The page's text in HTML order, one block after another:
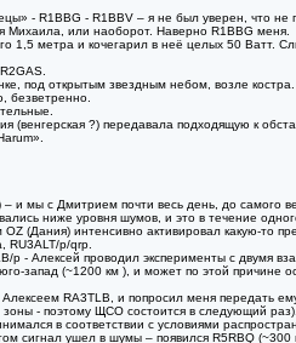
- R1BBG - R1BBV – я не был уверен, что
Михаила, или наоборот. Наверно R1BBG меня.
1,5 метра и кочегарил в неё целых 50 Ватт.
под открытым звездным небом, возле костра.
безветренно.
(венгерская ?) передавала подходящую к
и мы с Дмитрием почти весь день, до самого
ниже уровня шумов, и это в течение
(Дания) интенсивно активировал какую-то
RU3ALT/p/qrp.
p - Алексей проводил эксперименты с двумя
запад (~1200 км ), и может по этой
RA3TLB, и попросил меня передать
- поэтому ЩСО состоится в следующий раз).
в соответствии с условиями
сигнал ушел в шумы – появился R5RBQ